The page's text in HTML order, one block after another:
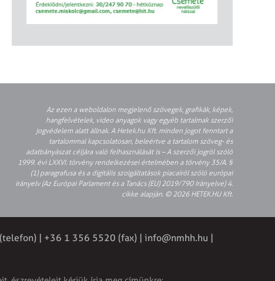
Az ezen a weboldalon megjelenő szövegek, grafikák, képek,
hangfelvételek, video anyagok vagy egyéb tartalmak szerzői
jogvédelem alatt állnak. A Hetek.hu Kft. minden jogot fenntart a
tartalommal kapcsolatosan, beleértve a tartalom szöveg- és
adatbányászat céljára való felhasználását is – A szerzői jogról szóló
1999. évi LXXVI. törvény rendelkezései értelmében a törvény 35/A. §
(1) paragrafusa és a digitális szolgáltatások piacairól szóló európai
irányelv (Az Európai Parlament és a Tanács (EU) 2019/790 Irányelve) 4.
cikke alapján. © 2026 HETEK.HU Kft.
| +36 1 356 5520 (fax) | info@nmhh.hu